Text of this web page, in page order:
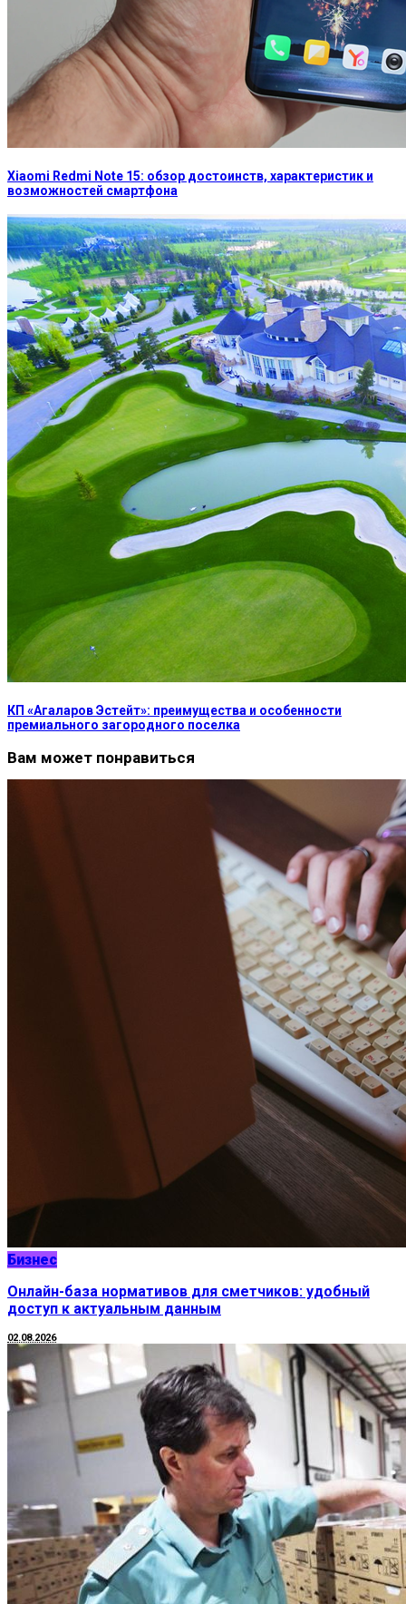
Xiaomi Redmi Note 15: обзор достоинств, характеристик и
возможностей смартфона
КП «Агаларов Эстейт»: преимущества и особенности
премиального загородного поселка
Вам может понравиться
Бизнес
Онлайн-база нормативов для сметчиков: удобный
доступ к актуальным данным
02.08.2026